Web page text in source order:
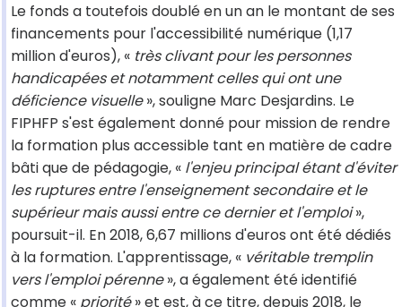
Le fonds a toutefois doublé en un an le montant de ses
financements pour l'accessibilité numérique (1,17
million d'euros), « très clivant pour les personnes
handicapées et notamment celles qui ont une
déficience visuelle», souligne Marc Desjardins. Le
FIPHFP s'est également donné pour mission de rendre
la formation plus accessible tant en matière de cadre
bâti que de pédagogie, « l'enjeu principal étant d'éviter
les ruptures entre l'enseignement secondaire et le
supérieur mais aussi entre ce dernier et l'emploi»,
poursuit-il. En 2018, 6,67 millions d'euros ont été dédiés
à la formation. L'apprentissage, « véritable tremplin
vers l'emploi pérenne», a également été identifié
comme « priorité» et est, à ce titre, depuis 2018, le